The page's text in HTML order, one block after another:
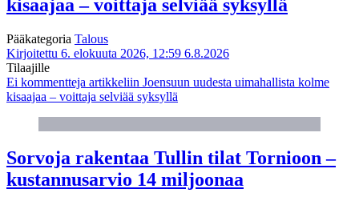
kisaajaa – voittaja selviää syksyllä
Pääkategoria Talous
Kirjoitettu 6. elokuuta 2026, 12:59 6.8.2026
Tilaajille
Ei kommentteja artikkeliin Joensuun uudesta uimahallista kolme
kisaajaa – voittaja selviää syksyllä
Sorvoja rakentaa Tullin tilat Tornioon –
kustannusarvio 14 miljoonaa